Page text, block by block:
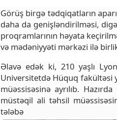
Görüş birgə tədqiqatların
daha da genişləndirilməsi,
proqramlarının həyata
və mədəniyyəti mərkəzi ilə
Əlavə edək ki, 210 yaşlı
Universitetdə Hüquq fakültəsi
müəssisəsinə ayrılıb.
müstəqil ali təhsil